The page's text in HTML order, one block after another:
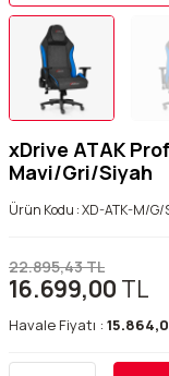
xDrive ATAK
Mavi/Gri/Siyah
Ürün Kodu :XD-ATK-M/G/
22.895,43TL
16.699,00 TL
Havale Fiyatı :